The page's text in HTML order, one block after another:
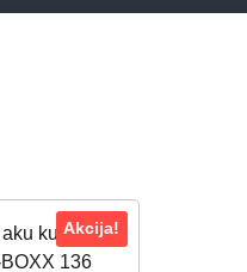
Akcija!